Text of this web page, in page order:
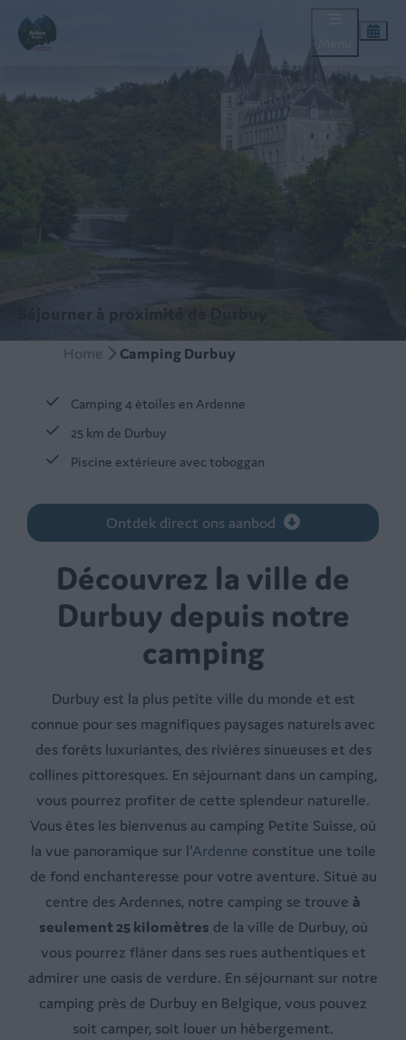
Séjourner à proximité de Durbuy
Home Camping Durbuy
Camping 4 étoiles en Ardenne
25 km de Durbuy
Piscine extérieure avec toboggan
Ontdek direct ons aanbod
Découvrez la ville de
Durbuy depuis notre
camping
Durbuy est la plus petite ville du monde et est
connue pour ses magnifiques paysages naturels avec
des forêts luxuriantes, des rivières sinueuses et des
collines pittoresques. En séjournant dans un camping,
vous pourrez profiter de cette splendeur naturelle.
Vous êtes les bienvenus au camping Petite Suisse, où
la vue panoramique sur l'Ardenne constitue une toile
de fond enchanteresse pour votre aventure. Situé au
centre des Ardennes, notre camping se trouve à
seulement 25 kilomètres de la ville de Durbuy, où
vous pourrez flâner dans ses rues authentiques et
admirer une oasis de verdure. En séjournant sur notre
camping près de Durbuy en Belgique, vous pouvez
soit camper, soit louer un hébergement.